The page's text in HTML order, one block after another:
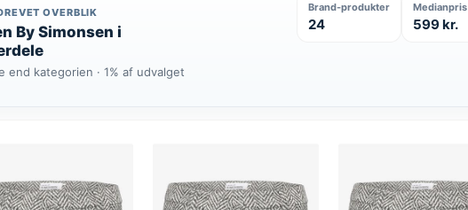
OVERBLIK
By Simonsen i
end kategorien · 1% af udvalget
Brand-produkter
24
Medianpris
599 kr.